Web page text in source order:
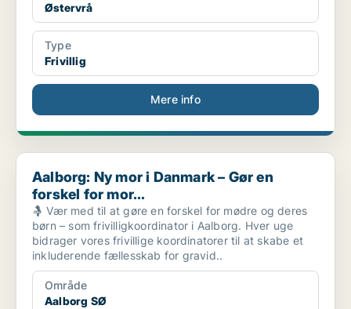
Østervrå
Type
Frivillig
Mere info
Aalborg: Ny mor i Danmark – Gør en forskel for mor...
Aalborg: Ny mor i Danmark – Gør en
forskel for mor...
🤱 Vær med til at gøre en forskel for mødre og deres
børn – som frivilligkoordinator i Aalborg. Hver uge
bidrager vores frivillige koordinatorer til at skabe et
inkluderende fællesskab for gravid..
Område
Aalborg SØ